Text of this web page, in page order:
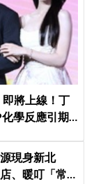
即將上線！丁
學反應引期
現身新北
、暖叮「常